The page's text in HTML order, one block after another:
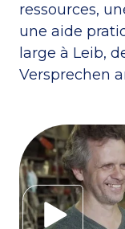
ressources,
une aide
large à Leib,
Versprechen